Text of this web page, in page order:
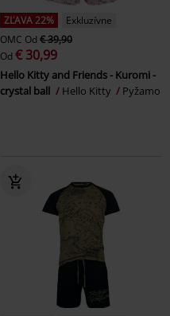
ZĽAVA 22%
Exkluzívne
OMC Od € 39,90
Od € 30,99
Hello Kitty and Friends - Kuromi -
crystal ball
Hello Kitty Pyžamo